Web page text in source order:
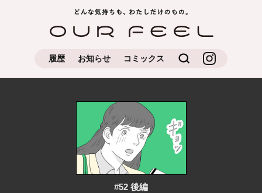
どんな気持ちもわたしだけの
もの
OUR FEEL
履歴 お知らせ コミックス 検索
OUR FEEL公
式Instagram
#52 後編